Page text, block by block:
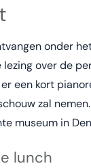
onder
over de
een kort
zal
museum in
lunch